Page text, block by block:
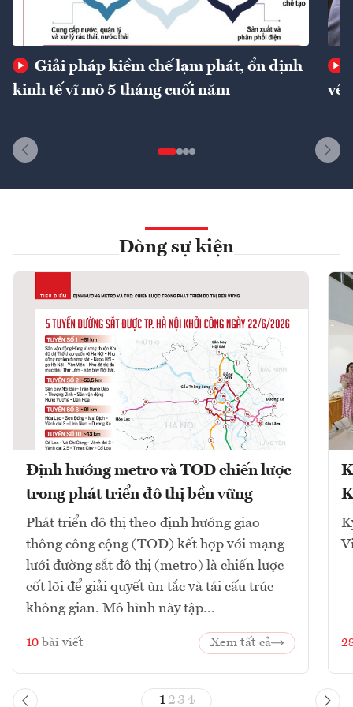
Giải pháp kiềm chế lạm phát, ổn định
kinh tế vĩ mô 5 tháng cuối năm
về
Dòng sự kiện
Định hướng metro và TOD chiến lược
trong phát triển đô thị bền vững
Phát triển đô thị theo định hướng giao
thông công cộng (TOD) kết hợp với mạng
lưới đường sắt đô thị (metro) là chiến lược
cốt lõi để giải quyết ùn tắc và tái cấu trúc
không gian. Mô hình này tập...
10 bài viết Xem tất cả
1 23 4